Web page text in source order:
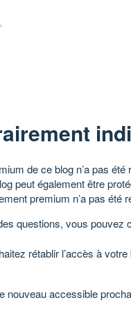
de ce blog n’a pas
peut également être
premium n’a pas été
questions, vous pouvez
rétablir l’accès à
nouveau accessible